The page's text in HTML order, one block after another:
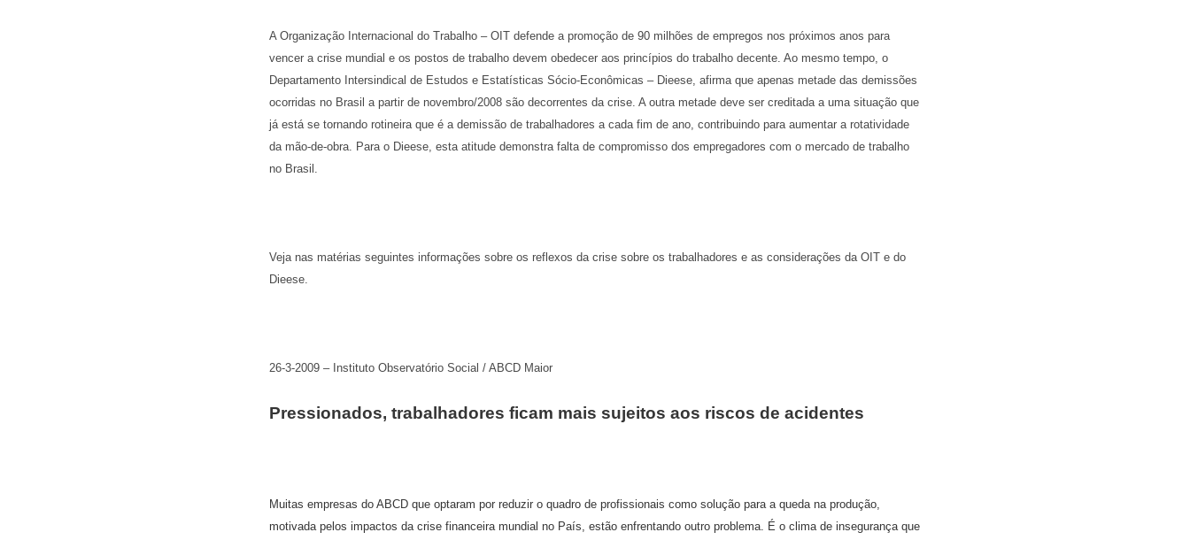
A Organização Internacional do Trabalho – OIT defende a promoção de 90 milhões de empregos nos próximos anos para
vencer a crise mundial e os postos de trabalho devem obedecer aos princípios do trabalho decente. Ao mesmo tempo, o
Departamento Intersindical de Estudos e Estatísticas Sócio-Econômicas – Dieese, afirma que apenas metade das demissões
ocorridas no Brasil a partir de novembro/2008 são decorrentes da crise. A outra metade deve ser creditada a uma situação que
já está se tornando rotineira que é a demissão de trabalhadores a cada fim de ano, contribuindo para aumentar a rotatividade
da mão-de-obra. Para o Dieese, esta atitude demonstra falta de compromisso dos empregadores com o mercado de trabalho
no Brasil.
Veja nas matérias seguintes informações sobre os reflexos da crise sobre os trabalhadores e as considerações da OIT e do
Dieese.
26-3-2009 – Instituto Observatório Social / ABCD Maior
Pressionados, trabalhadores ficam mais sujeitos aos riscos de acidentes
Muitas empresas do ABCD que optaram por reduzir o quadro de profissionais como solução para a queda na produção,
motivada pelos impactos da crise financeira mundial no País, estão enfrentando outro problema. É o clima de insegurança que